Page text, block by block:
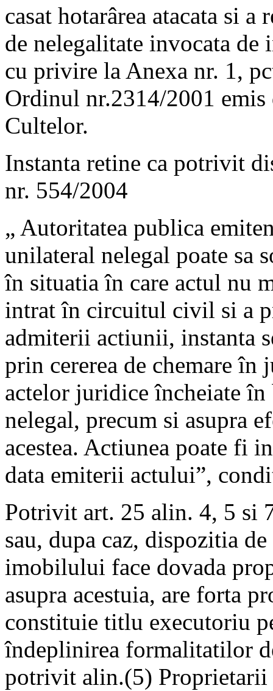
casat hotarârea atacata si a
de nelegalitate invocata
cu privire la Anexa nr. 1,
Ordinul nr.2314/2001
Cultelor.
Instanta retine ca potrivit
nr. 554/2004
„ Autoritatea publica
unilateral nelegal poate sa
în situatia în care actul nu
intrat în circuitul civil si a
admiterii actiunii, instanta
prin cererea de chemare în
actelor juridice încheiate
nelegal, precum si asupra
acestea. Actiunea poate fi
data emiterii actului”,
Potrivit art. 25 alin. 4, 5 si
sau, dupa caz, dispozitia
imobilului face dovada
asupra acestuia, are forta
constituie titlu executoriu
îndeplinirea formalitatilor
potrivit alin.(5) Proprietarii